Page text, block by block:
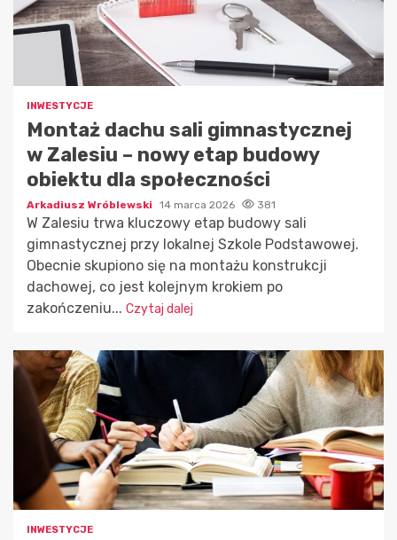
INWESTYCJE
Montaż dachu sali gimnastycznej
w Zalesiu – nowy etap budowy
obiektu dla społeczności
Arkadiusz Wróblewski 14 marca 2026 381
W Zalesiu trwa kluczowy etap budowy sali
gimnastycznej przy lokalnej Szkole Podstawowej.
Obecnie skupiono się na montażu konstrukcji
dachowej, co jest kolejnym krokiem po
zakończeniu... Czytaj dalej
INWESTYCJE